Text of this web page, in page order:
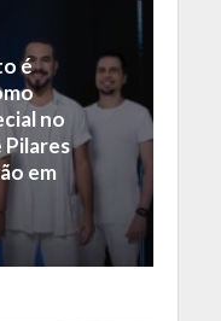
é
no
Pilares
em